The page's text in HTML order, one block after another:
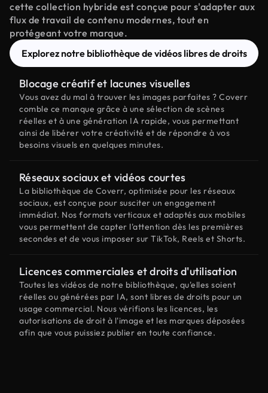
cette collection hybride est conçue pour s'adapter aux
flux de travail de contenu modernes, tout en
protégeant votre marque.
Explorez notre bibliothèque de vidéos libres de droits
Blocage créatif et lacunes visuelles
Vous avez du mal à trouver les images parfaites ? Coverr
comble ce manque grâce à une sélection de scènes
réelles et à une génération IA rapide, vous permettant
ainsi de libérer votre créativité et de répondre à vos
besoins visuels en quelques minutes.
Réseaux sociaux et vidéos courtes
La bibliothèque de Coverr, optimisée pour les réseaux
sociaux, est conçue pour susciter un engagement
immédiat. Nos formats verticaux et adaptés aux mobiles
vous permettent de capter l'attention dès les premières
secondes et de vous imposer sur TikTok, Reels et Shorts.
Licences commerciales et droits d'utilisation
Toutes les vidéos de notre bibliothèque, qu'elles soient
réelles ou générées par IA, sont libres de droits pour un
usage commercial. Nous vérifions les licences, les
autorisations de droit à l'image et les marques déposées
afin que vous puissiez publier en toute confiance.